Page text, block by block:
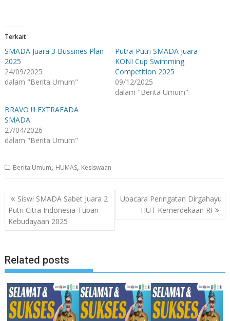
Terkait
SMADA Juara 3 Bussines Plan
2025
24/09/2025
dalam "Berita Umum"
Putra-Putri SMADA Juara
KONI Cup Swimming
Competition 2025
09/12/2025
dalam "Berita Umum"
BRAVO !!! EXTRAFADA
SMADA
27/04/2026
dalam "Berita Umum"
Berita Umum, HUMAS, Kesiswaan
Navigasi
pos
Siswi SMADA Sabet Juara 2
Putri Citra Indonesia Tuban
Kebudayaan 2025
Upacara Peringatan Dirgahayu
HUT Kemerdekaan RI
Related posts